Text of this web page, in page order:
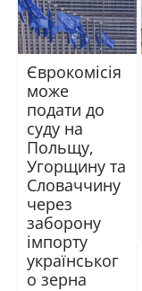
Єврокомісія
може
подати до
суду на
Польщу,
Угорщину та
Словаччину
через
заборону
імпорту
українськог
о зерна